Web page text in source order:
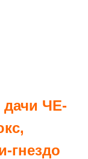
дачи ЧЕ-
гнездо